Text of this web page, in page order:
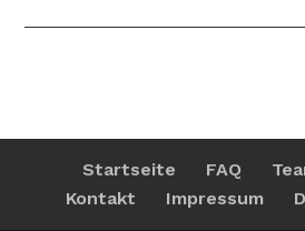
Startseite FAQ
Kontakt
Impressum